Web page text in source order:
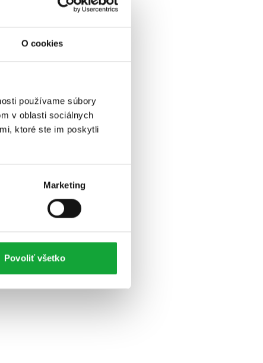
O cookies
používame súbory
v oblasti sociálnych
ktoré ste im poskytli
Marketing
Povoliť všetko